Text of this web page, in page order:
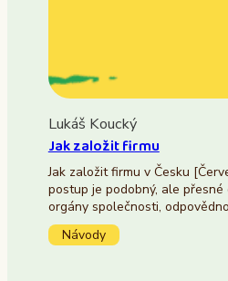
Lukáš Koucký
Jak založit firmu
Jak založit firmu v Česku
postup je podobný, ale přesné
orgány společnosti,
Návody